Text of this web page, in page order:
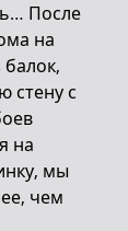
После
на
стену с
на
мы
чем